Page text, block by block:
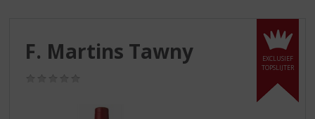
EXCLUSIEF
TOPSLIJTER
F. Martins Tawny